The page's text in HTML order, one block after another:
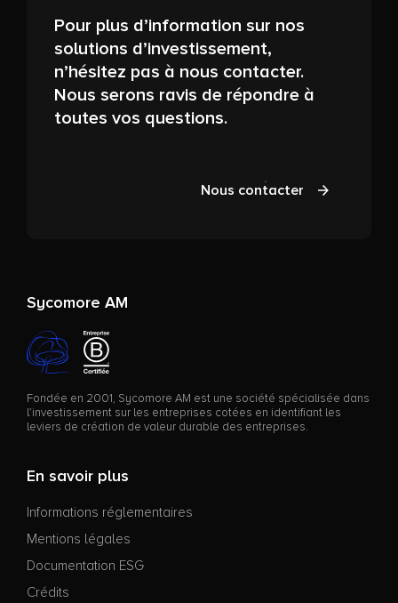
Pour plus d’information sur nos
solutions d’investissement,
n’hésitez pas à nous contacter.
Nous serons ravis de répondre à
toutes vos questions.
Nous contacter
Sycomore AM
Fondée en 2001, Sycomore AM est une société spécialisée dans
l’investissement sur les entreprises cotées en identifiant les
leviers de création de valeur durable des entreprises.
En savoir plus
Informations réglementaires
Mentions légales
Documentation ESG
Crédits